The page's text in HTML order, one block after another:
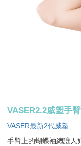
VASER2.2威塑手
VASER最新2代威塑
手臂上的蝴蝶袖總讓人